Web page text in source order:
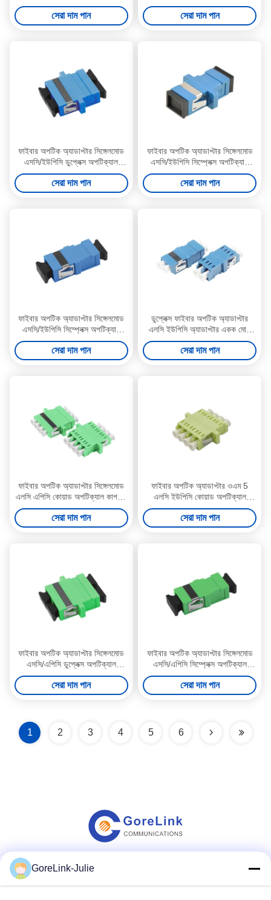
অ্যাডাপ্টার ওএম 3
সেরা দাম পান
কপলার
সেরা দাম পান
ফাইবার অপটিক অ্যাডাপ্টার সিঙ্গেলমোড
এসসি/ইউপিসি ডুপ্লেক্স অপটিক্যাল
ক্যাপলার
সেরা দাম পান
ফাইবার অপটিক অ্যাডাপ্টার সিঙ্গেলমোড
এসসি/ইউপিসি সিম্প্লেক্স অপটিক্যাল
ক্যাপলার ফ্ল্যাঞ্জ ব্লু সহ
সেরা দাম পান
ফাইবার অপটিক অ্যাডাপ্টার সিঙ্গেলমোড
এসসি/ইউপিসি সিম্প্লেক্স অপটিক্যাল
ক্যাপলার ফ্লেঞ্জ ছাড়া নীল
সেরা দাম পান
ডুপ্লেক্স ফাইবার অপটিক অ্যাডাপ্টার
এলসি ইউপিসি অ্যাডাপ্টার একক মোড
ফ্ল্যাঞ্জ ছাড়া সবুজ
সেরা দাম পান
ফাইবার অপটিক অ্যাডাপ্টার সিঙ্গেলমোড
এলসি এপিসি কোয়াড অপটিক্যাল কাপলার
ফ্ল্যাঞ্জ সহ সবুজ
সেরা দাম পান
ফাইবার অপটিক অ্যাডাপ্টার ওএম 5
এলসি ইউপিসি কোয়াড অপটিক্যাল
ক্যাপলার ফ্ল্যাঞ্জের সাথে লাইম গ্রিন
সেরা দাম পান
ফাইবার অপটিক অ্যাডাপ্টার সিঙ্গেলমোড
এসসি/এপিসি ডুপ্লেক্স অপটিক্যাল
ক্যাপলার ফ্ল্যাঞ্জ সহ সবুজ
সেরা দাম পান
ফাইবার অপটিক অ্যাডাপ্টার সিঙ্গেলমোড
এসসি/এপিসি সিম্প্লেক্স অপটিক্যাল
ক্যাপলার ফ্লেঞ্জ ছাড়া সবুজ
সেরা দাম পান
1 2 3 4 5 6
GoreLink-Julie